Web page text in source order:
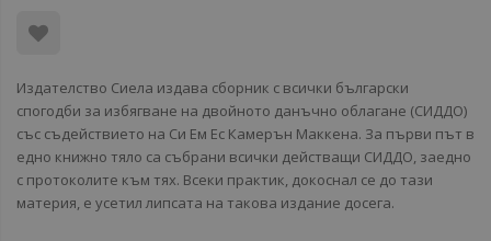
Издателство Сиела издава сборник с всички български
спогодби за избягване на двойното данъчно облагане (СИДДО)
със съдействието на Си Ем Ес Камерън Маккена. За първи път в
едно книжно тяло са събрани всички действащи СИДДО, заедно
с протоколите към тях. Всеки практик, докоснал се до тази
материя, е усетил липсата на такова издание досега.